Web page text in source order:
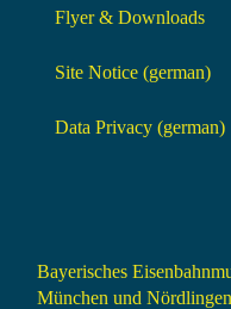
Flyer & Downloads
Site Notice (german)
Data Privacy (german)
Bayerisches
München und Nördlingen